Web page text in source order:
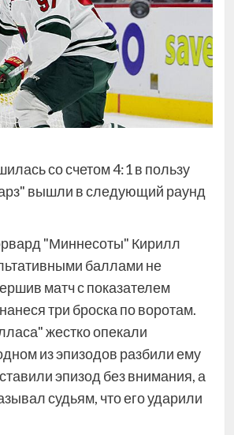
со счетом 4:1 в пользу
вышли в следующий раунд
"Миннесоты" Кирилл
баллами не
матч с показателем
три броска по воротам.
жестко опекали
из эпизодов разбили ему
эпизод без внимания, а
судьям, что его ударили